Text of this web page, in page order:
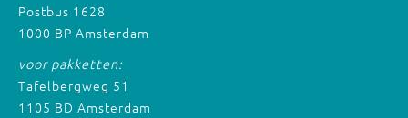
Postbus 1628
1000 BP Amsterdam
voor pakketten:
Tafelbergweg 51
1105 BD Amsterdam